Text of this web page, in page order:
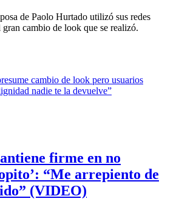
de Paolo Hurtado utilizó sus redes
gran cambio de look que se realizó.
firme en no
“Me arrepiento de
(VIDEO)